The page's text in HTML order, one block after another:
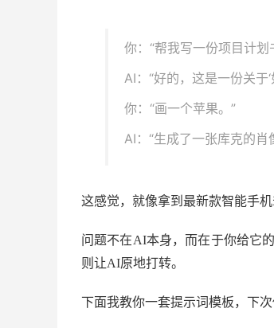
你：“帮我写一份项目计划
AI：“好的，这是一份关于
你：“画一个苹果。”
AI：“生成了一张库克的肖
这感觉，就像拿到最新款智能手
问题不在AI本身，而在于你给它
则让AI原地打转。
下面我教你一套提示词模板，下